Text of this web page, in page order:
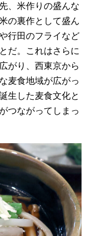
、米作りの盛んな
の裏作として盛ん
行田のフライなど
だ。これはさらに
がり、西東京から
麦食地域が広がっ
生した麦食文化と
つながってしまっ